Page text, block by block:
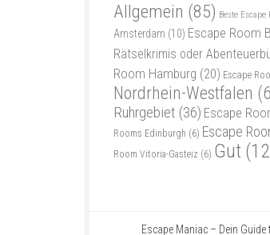
Allgemein (85) Beste
Amsterdam (10) Escape Room
Rätselkrimis oder
Room Hamburg (20) Escape
Nordrhein-Westfalen
Ruhrgebiet (36) Escape
Rooms Edinburgh (6) Escape
Room Vitoria-Gasteiz (6) Gut
Escape Maniac – Dein